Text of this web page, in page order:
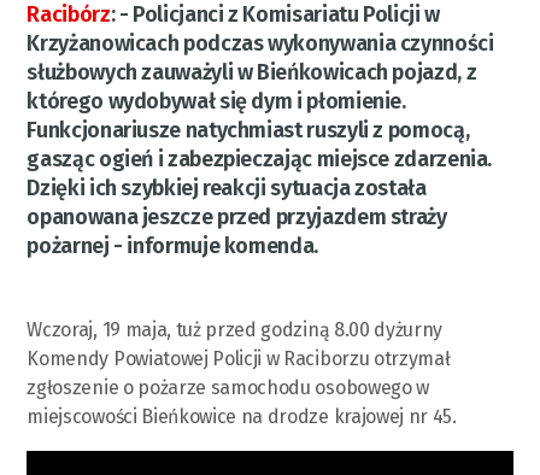
Racibórz:- Policjanci z Komisariatu Policji w
Krzyżanowicach podczas wykonywania czynności
służbowych zauważyli w Bieńkowicach pojazd, z
którego wydobywał się dym i płomienie.
Funkcjonariusze natychmiast ruszyli z pomocą,
gasząc ogień i zabezpieczając miejsce zdarzenia.
Dzięki ich szybkiej reakcji sytuacja została
opanowana jeszcze przed przyjazdem straży
pożarnej - informuje komenda.
Wczoraj, 19 maja, tuż przed godziną 8.00 dyżurny
Komendy Powiatowej Policji w Raciborzu otrzymał
zgłoszenie o pożarze samochodu osobowego w
miejscowości Bieńkowice na drodze krajowej nr 45.